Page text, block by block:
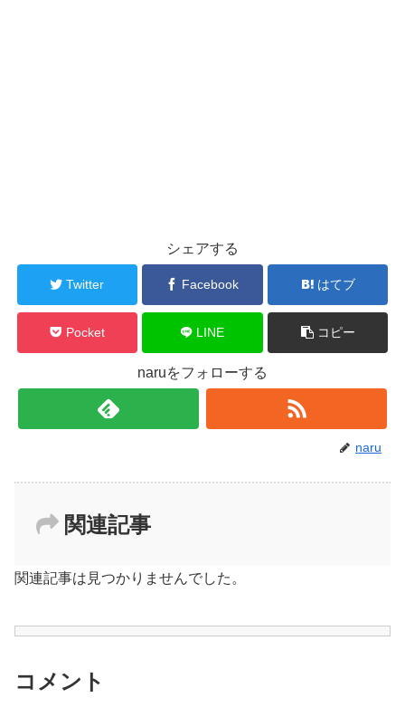
シェアする
Twitter Facebook はてブ
Pocket LINE コピー
naruをフォローする
naru
関連記事
関連記事は見つかりませんでした。
コメント